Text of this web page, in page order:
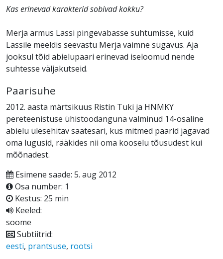
Kas erinevad karakterid sobivad kokku?
Merja armus Lassi pingevabasse suhtumisse, kuid
Lassile meeldis seevastu Merja vaimne sügavus. Aja
jooksul tõid abielupaari erinevad iseloomud nende
suhtesse väljakutseid.
Paarisuhe
2012. aasta märtsikuus Ristin Tuki ja HNMKY
pereteenistuse ühistoodanguna valminud 14-osaline
abielu ülesehitav saatesari, kus mitmed paarid jagavad
oma lugusid, rääkides nii oma kooselu tõusudest kui
mõõnadest.
Esimene saade: 5. aug 2012
Osa number: 1
Kestus: 25 min
Keeled:
soome
Subtiitrid:
eesti, prantsuse, rootsi